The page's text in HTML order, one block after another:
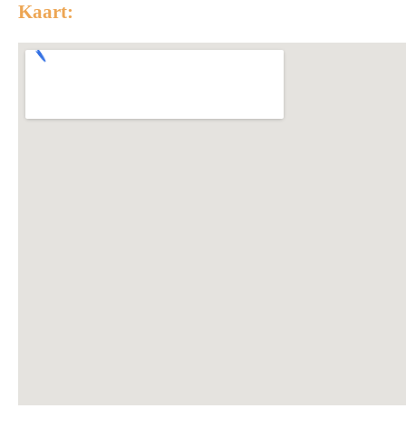
Kaart: